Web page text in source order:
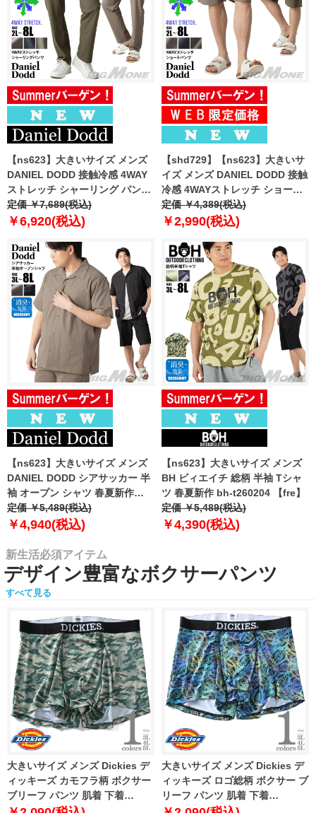
【ns623】大きいサイズ メンズ
DANIEL DODD 接触冷感 4WAY
ストレッチ シャーリング パンツ
春夏新作 azp260201201t
【fre】
定価 ￥7,689(税込)
￥6,920(税込)
【shd729】【ns623】大きいサ
イズ メンズ DANIEL DODD 接触
冷感 4WAYストレッチ ショーツ
ショートパンツ ハーフパンツ 春
夏新作 azsp-260204 【fre】
定価 ￥4,389(税込)
￥2,990(税込)
【ns623】大きいサイズ メンズ
DANIEL DODD シアサッカー 半
袖 オープン シャツ 春夏新作
azsh-260213 【fre】
定価 ￥5,489(税込)
￥4,940(税込)
【ns623】大きいサイズ メンズ
BH ビィエイチ 総柄 半袖 Tシャ
ツ 春夏新作 bh-t260204 【fre】
定価 ￥5,489(税込)
￥4,390(税込)
新生活必須アイテム
デザイン豊富なボクサーパンツ
すべて見る
大きいサイズ メンズ Dickies デ
ィッキーズ カモフラ柄 ボクサー
ブリーフ パンツ 肌着 下着
80212600
大きいサイズ メンズ Dickies デ
ィッキーズ ロゴ総柄 ボクサー ブ
リーフ パンツ 肌着 下着
80212700